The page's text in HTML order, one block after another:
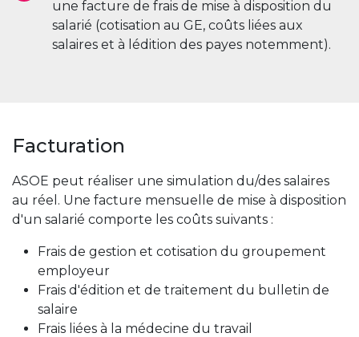
une facture de frais de mise à disposition du
salarié (cotisation au GE, coûts liées aux
salaires et à lédition des payes notemment).
Facturation
ASOE peut réaliser une simulation du/des salaires
au réel. Une facture mensuelle de mise à disposition
d'un salarié comporte les coûts suivants :
Frais de gestion et cotisation du groupement
employeur
Frais d'édition et de traitement du bulletin de
salaire
Frais liées à la médecine du travail